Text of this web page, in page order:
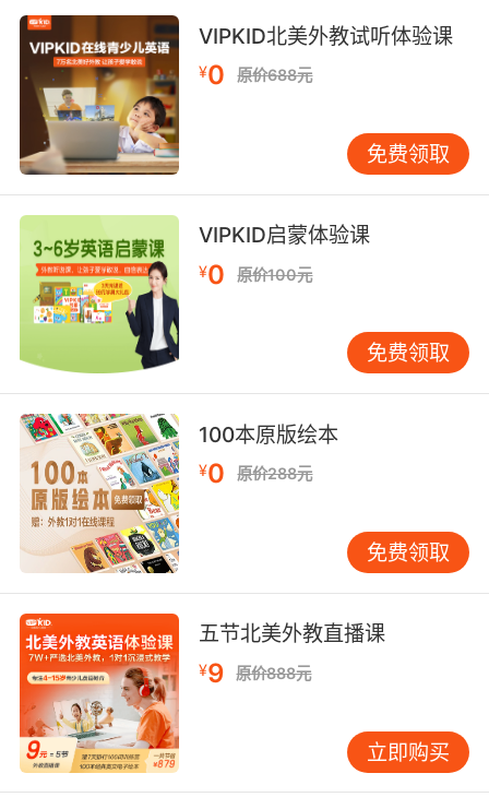
在线英语哪家好其次看培训机构的教材
机构的教材是非常重要的一方面，因为孩子们的
天性都是爱玩爱动的，想要更好地吸引他们学习
英语的兴趣，那么就需要选择内容有趣的教材。
并且教材的难易程度要适中，这样才能更好地被
孩子们学习接受，也才能对他们的英语学习带去
更加有效的帮助。其实无论是引进国外原版的英
语教材，还是机构自主研发的英语教材，只要符
合孩子的学习特点那么就可以为他们的英语学习
带来有效的帮助。
在线英语哪家好 最后看培训机构的老师
老师是孩子学习道路上的重要领路人，那么第一
老师肯定是要具备专业的英语知识的，这样才能
将英语知识系统地传授给孩子们。第二就是老师
的口语一定要标准并且流畅，这样才能给孩子带
来正确的英语输入。那么相对来说北美地区的外
教口语更加正宗，可以给孩子营造纯正的英语环
境，这样孩子的英语口语和听力都能得到更有效
的提升。
VIPKID北美外教试听体验课
¥0 原价688元
免费领取
VIPKID启蒙体验课
¥0 原价100元
免费领取
100本原版绘本
¥0 原价288元
免费领取
五节北美外教直播课
¥9 原价888元
立即购买